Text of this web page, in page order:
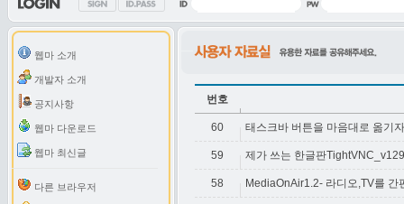
웹마 소개
개발자 소개
공지사항
웹마 다운로드
웹마 최신글
다른 브라우저
번호
60 태스크바 버튼을 마음대로 옮기
59 제가 쓰는 한글판
58 MediaOnAir1.2- 라디오,TV를 간